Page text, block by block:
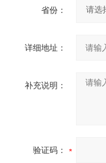
省份：
详细地址：
补充说明：
验证码：